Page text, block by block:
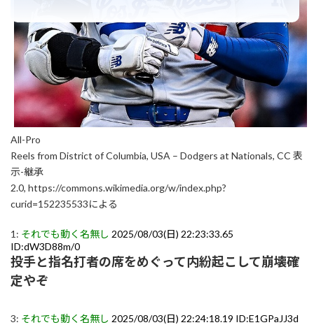
All-Pro
Reels from District of Columbia, USA – Dodgers at Nationals, CC 表
示-継承
2.0, https://commons.wikimedia.org/w/index.php?
curid=152235533による
1: それでも動く名無し 2025/08/03(日) 22:23:33.65
ID:dW3D88m/0
投手と指名打者の席をめぐって内紛起こして崩壊確
定やぞ
3: それでも動く名無し 2025/08/03(日) 22:24:18.19 ID:E1GPaJJ3d